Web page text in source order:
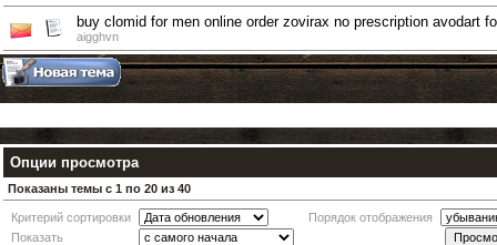
buy clomid for men online order zovirax no prescription avodart
aigghvn
Опции просмотра
Показаны темы с 1 по 20 из 40
Критерий сортировки
Порядок отображения
Показать